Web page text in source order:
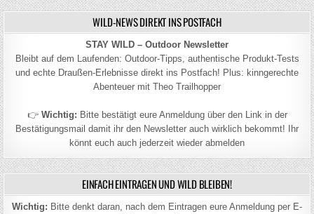
WILD-NEWS DIREKT INS POSTFACH
STAY WILD – Outdoor Newsletter
Bleibt auf dem Laufenden: Outdoor-Tipps, authentische Produkt-Tests
und echte Draußen-Erlebnisse direkt ins Postfach! Plus: kinngerechte
Abenteuer mit Theo Trailhopper
👉 Wichtig: Bitte bestätigt eure Anmeldung über den Link in der
Bestätigungsmail damit ihr den Newsletter auch wirklich bekommt! Ihr
könnt euch auch jederzeit wieder abmelden
EINFACH EINTRAGEN UND WILD BLEIBEN!
Wichtig: Bitte denkt daran, nach dem Eintragen eure Anmeldung per E-